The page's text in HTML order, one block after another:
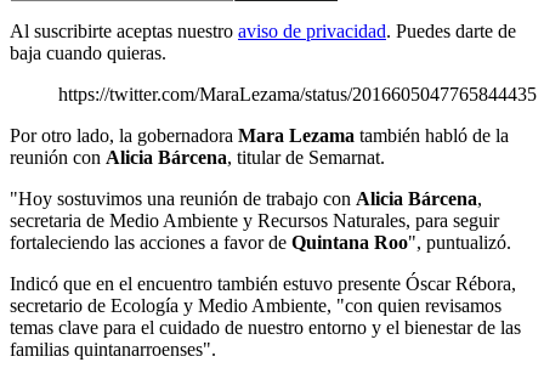
Al suscribirte aceptas nuestro aviso de privacidad. Puedes darte de
baja cuando quieras.
https://twitter.com/MaraLezama/status/2016605047765844435
Por otro lado, la gobernadora Mara Lezama también habló de la
reunión con Alicia Bárcena, titular de Semarnat.
"Hoy sostuvimos una reunión de trabajo con Alicia Bárcena,
secretaria de Medio Ambiente y Recursos Naturales, para seguir
fortaleciendo las acciones a favor de Quintana Roo", puntualizó.
Indicó que en el encuentro también estuvo presente Óscar Rébora,
secretario de Ecología y Medio Ambiente, "con quien revisamos
temas clave para el cuidado de nuestro entorno y el bienestar de las
familias quintanarroenses".